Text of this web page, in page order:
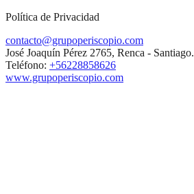
Política de Privacidad
contacto@grupoperiscopio.com
José Joaquín Pérez 2765, Renca - Santiago.
Teléfono: +56228858626
www.grupoperiscopio.com